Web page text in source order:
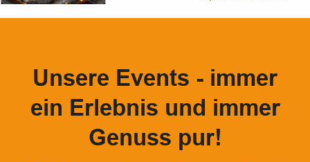
Unsere Events - immer
ein Erlebnis und immer
Genuss pur!